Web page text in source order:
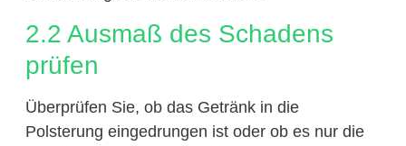
2.2 Ausmaß des Schadens
prüfen
Überprüfen Sie, ob das Getränk in die
Polsterung eingedrungen ist oder ob es nur die